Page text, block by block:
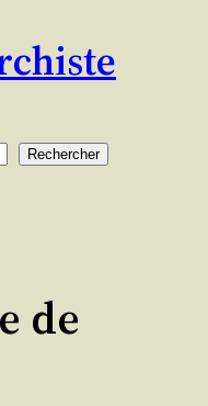
Rechercher
de